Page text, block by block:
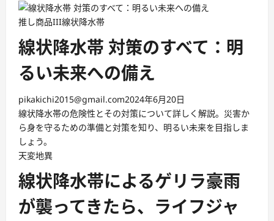
推し商品III線状降水帯
線状降水帯 対策のすべて：明
るい未来への備え
pikakichi2015@gmail.com2024年6月20日
線状降水帯の危険性とその対策について詳しく解説。災害か
ら身を守るための準備と対策を知り、明るい未来を目指しま
しょう。
天変地異
線状降水帯によるゲリラ豪雨
が襲ってきたら、ライフジャ